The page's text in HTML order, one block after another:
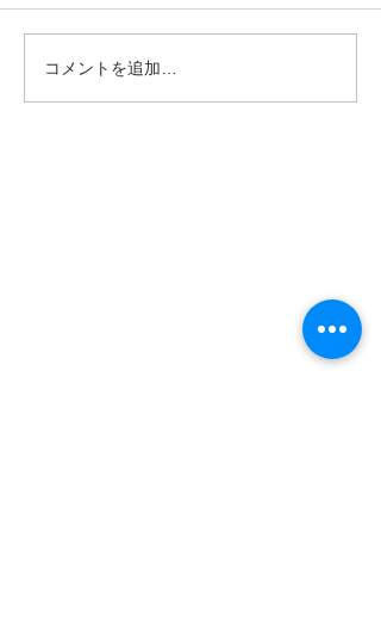
8/13（木）L’instant（ラン
スタン）｜高木日向子、
コメントを追加…